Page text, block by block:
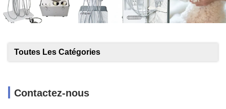
Toutes Les Catégories
Contactez-nous